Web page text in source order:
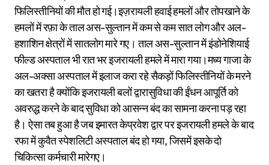
फिलिस्तीनियों की मौत हो गई।इज़रायली हवाई हमलों और तोपखाने के
हमलों में रफ़ा के ताल अस-सुल्तान में कम से कम सात लोग और अल-
हशाशिन क्षेत्रों में सातलोग मारे गए। ताल अस-सुल्तान में इंडोनेशियाई
फील्ड अस्पताल भी रात भर इजरायली हमले में मारा गया।मध्य गाजा के
अल-अक्सा अस्पताल में इलाज करा रहे सैकड़ों फिलिस्तीनियों के मरने
का खतरा है क्योंकि इजरायली बलों द्वारासुविधा की ईंधन आपूर्ति को
अवरुद्ध करने के बाद सुविधा को आसन्न बंद का सामना करना पड़ रहा
है। ऐसा तब हुआ है जब इमारत केप्रवेश द्वार पर इजरायली हमले के बाद
रफा में कुवैत स्पेशलिटी अस्पताल बंद हो गया, जिसमें इसके दो
चिकित्सा कर्मचारी मारेगए।